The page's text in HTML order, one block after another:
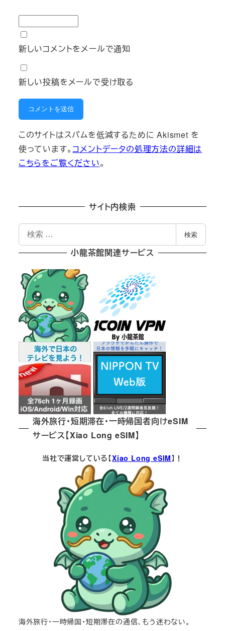
新しいコメントをメールで通知
新しい投稿をメールで受け取る
このサイトはスパムを低減するために Akismet を
使っています。 コメントデータの処理方法の詳細は
こちらをご覧ください。
サイト内検索
索
検索
小龍茶館関連サービス
海外旅行・短期滞在・一時帰国者向けeSIM
サービス【Xiao Long eSIM】
当社で運営している【Xiao Long eSIM】！
海外旅行・一時帰国・短期滞在の通信、もう迷わない。